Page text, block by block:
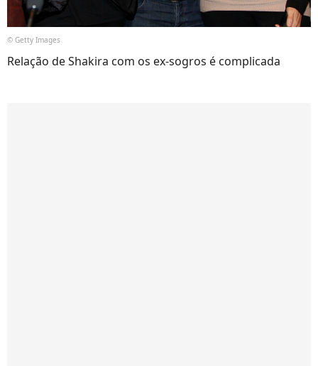
© Getty Images
Relação de Shakira com os ex-sogros é complicada